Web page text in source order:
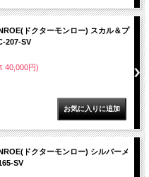
ドクターモンロー) スカル＆プ
207-SV
40,000円)
ドクターモンロー) シルバーメ
SV